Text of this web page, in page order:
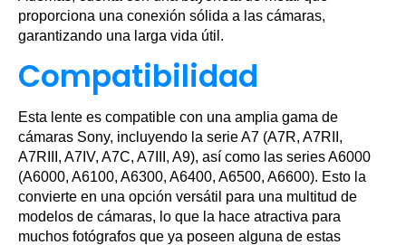
proporciona una conexión sólida a las cámaras,
garantizando una larga vida útil.
Compatibilidad
Esta lente es compatible con una amplia gama de
cámaras Sony, incluyendo la serie A7 (A7R, A7RII,
A7RIII, A7IV, A7C, A7III, A9), así como las series A6000
(A6000, A6100, A6300, A6400, A6500, A6600). Esto la
convierte en una opción versátil para una multitud de
modelos de cámaras, lo que la hace atractiva para
muchos fotógrafos que ya poseen alguna de estas